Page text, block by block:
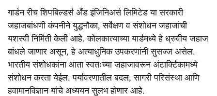
गार्डन रीच शिपबिल्डर्स अँड इंजिनिअर्स लिमिटेड या सरकारी
जहाजबांधणी कंपनीने युद्धनौका, सर्वेक्षण व संशोधन जहाजांची
यशस्वी निर्मिती केली आहे. कोलकात्याच्या यार्डमध्ये हे ध्रुवीय जहाज
बांधले जाणार असून, हे अत्याधुनिक उपकरणांनी सुसज्ज असेल.
भारतीय संशोधकांना आता स्वतःच्या जहाजावरून अंटार्क्टिकामध्ये
संशोधन करता येईल. पर्यावरणातील बदल, सागरी परिसंस्था आणि
हवामानविज्ञान यांचे अध्ययन सुलभ होणार आहे.